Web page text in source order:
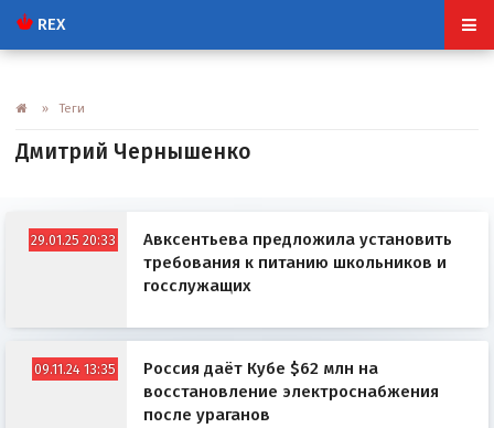
REX
» Теги
Дмитрий Чернышенко
29.01.25 20:33
Авксентьева предложила установить
требования к питанию школьников и
госслужащих
09.11.24 13:35
Россия даёт Кубе $62 млн на
восстановление электроснабжения
после ураганов